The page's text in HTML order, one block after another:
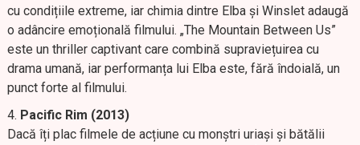
cu condițiile extreme, iar chimia dintre Elba și Winslet adaugă
o adâncire emoțională filmului. „The Mountain Between Us”
este un thriller captivant care combină supraviețuirea cu
drama umană, iar performanța lui Elba este, fără îndoială, un
punct forte al filmului.
Pacific Rim (2013)
Dacă îți plac filmele de acțiune cu monștri uriași și bătălii